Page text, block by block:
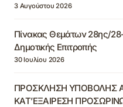
3 Αυγούστου 2026
Πίνακας Θεμάτων 28ης/
Δημοτικής Επιτροπής
30 Ιουλίου 2026
ΠΡΟΣΚΛΗΣΗ ΥΠΟΒΟΛΗΣ
ΚΑΤ’ΕΞΑΙΡΕΣΗ